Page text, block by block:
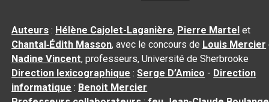
Auteurs : Hélène Cajolet-Laganière, Pierre Martel et
Chantal‑Édith Masson, avec le concours de Louis Mercier
Nadine Vincent, professeurs, Université de Sherbrooke
Direction lexicographique :Serge D’Amico - Direction
informatique : Benoit Mercier